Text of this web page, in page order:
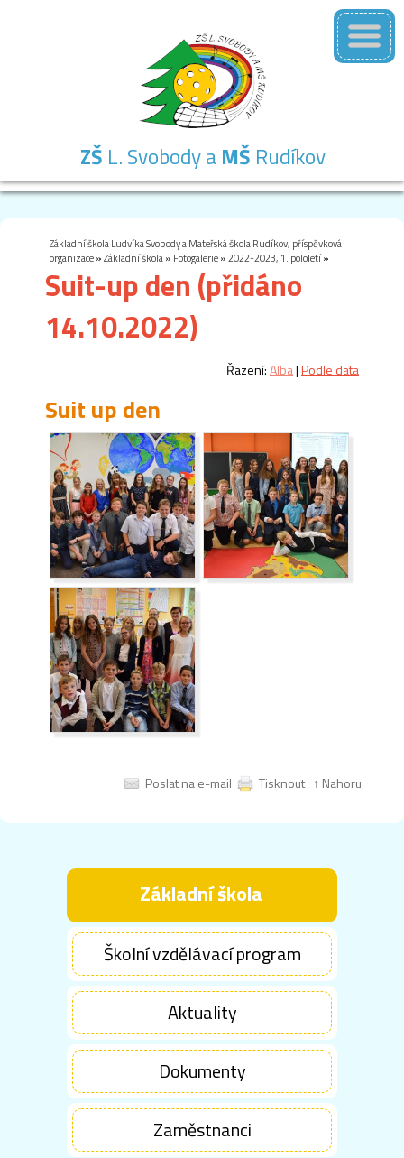
ZŠ L. Svobody a MŠ Rudíkov
Základní škola Ludvíka Svobody a Mateřská škola Rudíkov, příspěvková
organizace»Základní škola» Fotogalerie»2022-2023, 1. pololetí»
Suit-up den (přidáno
14.10.2022)
Řazení:Alba|Podle data
Suit up den
Poslat na e-mail Tisknout ↑ Nahoru
Základní škola
Školní vzdělávací program
Aktuality
Dokumenty
Zaměstnanci